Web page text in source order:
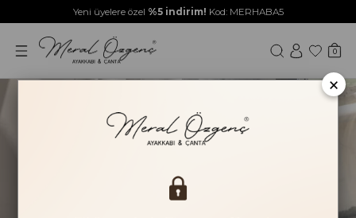
Yeni üyelere özel %5 indirim! Kod: MERHABA5
0
×